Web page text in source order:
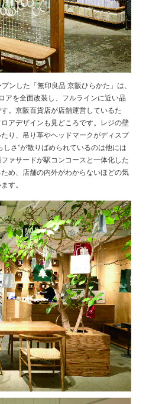
ンした「無印良品 京阪ひらかた」は、
アを全面改装し、フルラインに近い品
。京阪百貨店が店舗運営しているた
アデザインも見どころです。レジの壁
り、吊り革やヘッドマークがディスプ
しさ”が散りばめられているのは他には
ァサードが駅コンコースと一体化した
め、店舗の内外がわからないほどの気
す。